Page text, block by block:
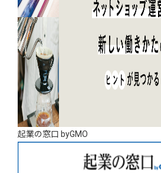
起業の窓口 byGMO